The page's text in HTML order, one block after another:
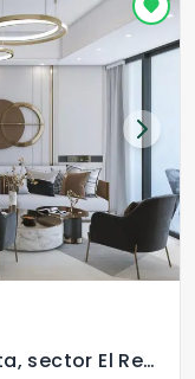
Apartamento de 1 Hab en venta, sector El Renacimiento.